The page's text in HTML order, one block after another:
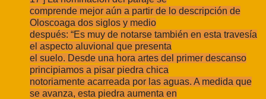
comprende mejor aún a partir de lo descripción de
Oloscoaga dos siglos y medio
después: “Es muy de notarse también en esta travesía
el aspecto aluvional que presenta
el suelo. Desde una hora artes del primer descanso
principiamos a pisar piedra chica
notoriamente acarreada por las aguas. A medida que
se avanza, esta piedra aumenta en